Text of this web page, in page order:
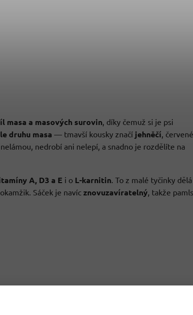
masa a masových surovin , díky čemuž si je psi
druhu masa — tmavší kousky značí jehněčí , červené
nelámou, nedrobí ani nelepí, a snadno je rozdělíte na
A, D3 a E i o L-karnitin . To z malé tyčinky dělá
Sáček je navíc znovuzavíratelný , takže